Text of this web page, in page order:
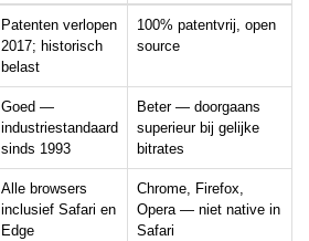
Patenten verlopen
2017; historisch
belast
100% patentvrij, open
source
Goed —
industriestandaard
sinds 1993
Beter — doorgaans
superieur bij gelijke
bitrates
Alle browsers
inclusief Safari en
Edge
Chrome, Firefox,
Opera — niet native in
Safari